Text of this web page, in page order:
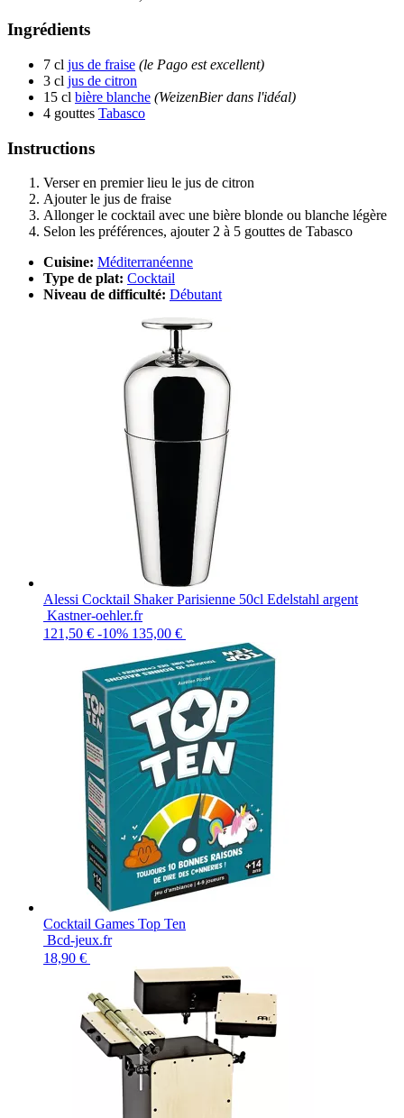
Ingrédients
7 cl jus de fraise (le Pago est excellent)
3 cl jus de citron
15 cl bière blanche (WeizenBier dans l'idéal)
4 gouttes Tabasco
Instructions
Verser en premier lieu le jus de citron
Ajouter le jus de fraise
Allonger le cocktail avec une bière blonde ou blanche légère
Selon les préférences, ajouter 2 à 5 gouttes de Tabasco
Cuisine: Méditerranéenne
Type de plat: Cocktail
Niveau de difficulté: Débutant
Alessi Cocktail Shaker Parisienne 50cl Edelstahl argent
Kastner-oehler.fr
121,50 € -10% 135,00 €
Cocktail Games Top Ten
Bcd-jeux.fr
18,90 €